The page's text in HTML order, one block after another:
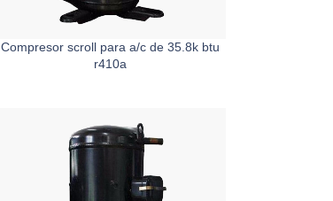
Compresor scroll para a/c de 35.8k btu
r410a